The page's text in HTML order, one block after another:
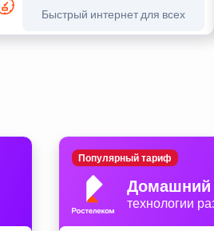
Быстрый интернет для всех
Домашний
технологии
Популярный тариф